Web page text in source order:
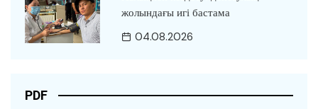
жолындағы игі бастама
04.08.2026
PDF